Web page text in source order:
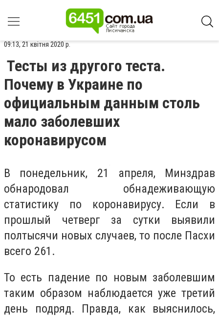
09:13, 21 квітня 2020 р.
Тесты из другого теста.
Почему в Украине по
официальным данным столь
мало заболевших
коронавирусом
В понедельник, 21 апреля, Минздрав
обнародовал обнадеживающую
статистику по коронавирусу. Если в
прошлый четверг за сутки выявили
полтысячи новых случаев, то после Пасхи
всего 261.
То есть падение по новым заболевшим
таким образом наблюдается уже третий
день подряд. Правда, как выяснилось,